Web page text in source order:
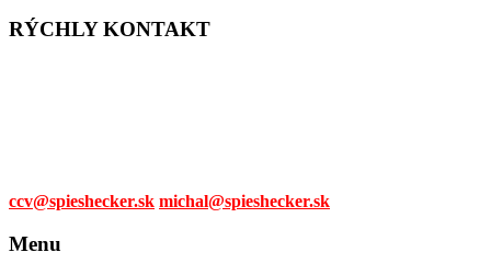
RÝCHLY KONTAKT
ccv@spieshecker.sk michal@spieshecker.sk
Menu